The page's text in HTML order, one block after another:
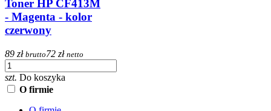
Toner HP CF413M
- Magenta - kolor
czerwony
89 zł brutto72 zł netto
szt. Do koszyka
O firmie